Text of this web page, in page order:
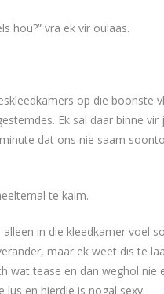
hou?” vra ek vir oulaas.
op die boonste
Ek sal daar binne vir
minute dat ons nie saam
te kalm.
in die kleedkamer voel
maar ek weet dis te
wat tease en dan weghol nie
lus en hierdie is nogal sexy.